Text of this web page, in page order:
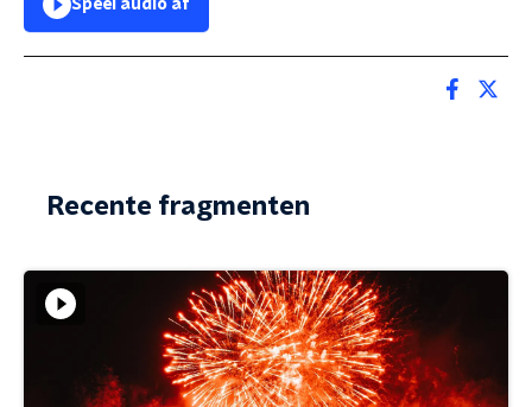
Speel audio af
Recente fragmenten